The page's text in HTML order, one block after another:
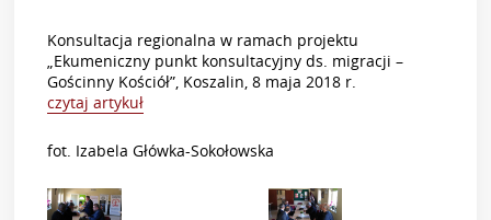
Konsultacja regionalna w ramach projektu
„Ekumeniczny punkt konsultacyjny ds. migracji –
Gościnny Kościół”, Koszalin, 8 maja 2018 r.
czytaj artykuł
fot. Izabela Główka-Sokołowska